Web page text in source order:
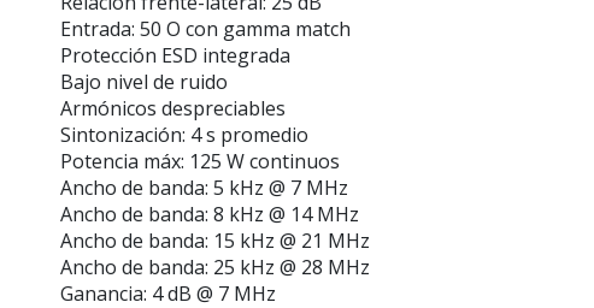
Entrada: 50 O con gamma match
Protección ESD integrada
Bajo nivel de ruido
Armónicos despreciables
Sintonización: 4 s promedio
Potencia máx: 125 W continuos
Ancho de banda: 5 kHz @ 7 MHz
Ancho de banda: 8 kHz @ 14 MHz
Ancho de banda: 15 kHz @ 21 MHz
Ancho de banda: 25 kHz @ 28 MHz
Ganancia: 4 dB @ 7 MHz